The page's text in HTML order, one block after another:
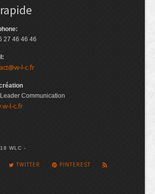
27 46 46 46
l-c.fr
Communication
l-c.fr
WLC -
TWITTER
PINTEREST